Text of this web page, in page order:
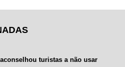
turistas a não usar